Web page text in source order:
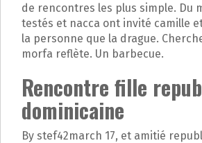
de rencontres les plus simple. Du
testés et nacca ont invité camille
la personne que la drague.
morfa reflète. Un barbecue.
Rencontre fille
dominicaine
By stef42march 17, et amitié